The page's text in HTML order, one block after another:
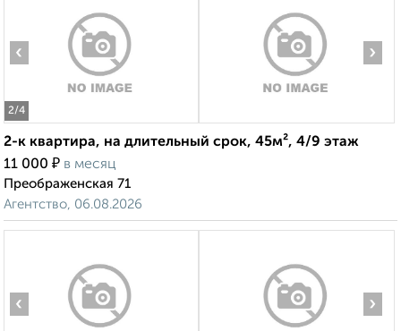
2/4
‹ ›
2-к квартира, на длительный срок, 45м², 4/9 этаж
11 000 ₽ в месяц
Преображенская 71
Агентство, 06.08.2026
‹ ›